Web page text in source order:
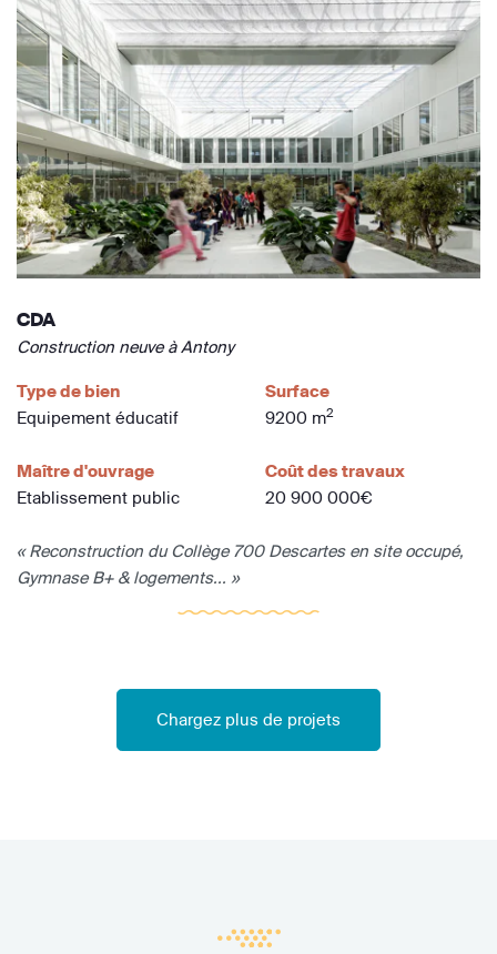
CDA
Construction neuve à Antony
Type de bien
Equipement éducatif
Surface
9200 m2
Maître d'ouvrage
Etablissement public
Coût des travaux
20 900 000€
« Reconstruction du Collège 700 Descartes en site occupé,
Gymnase B+ & logements... »
Chargez plus de projets